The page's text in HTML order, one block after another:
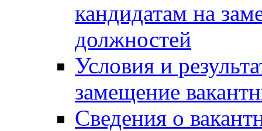
кандидатам на
должностей
Условия и
замещение
Сведения о